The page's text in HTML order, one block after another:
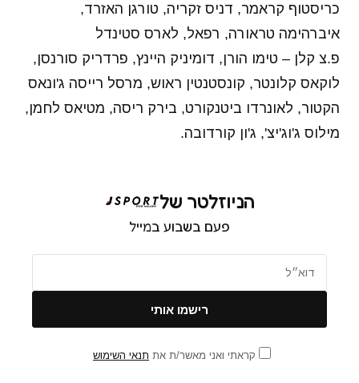
כריסטוף קראמר, דניס זקריה, טורגן האזרד,
איברהימה טראורה, רפאל, לארס סטינדל
פ.צ קלן – טימו הורן, דומיניק היינץ, פרדריק סורנסן,
לוקאס קלונטר, קונסטנטין ראוש, מרסל רייסה ג'ונאס
הקטור, לאונרדו ביטנקורט, בירק ריסה, מטיאס לחמן,
מילוס ג'וג'יצ', ג'ון קורדובה.
הניוזלטר של
פעם בשבוע במייל
קראתי ואני מאשר/ת את תנאי השימוש